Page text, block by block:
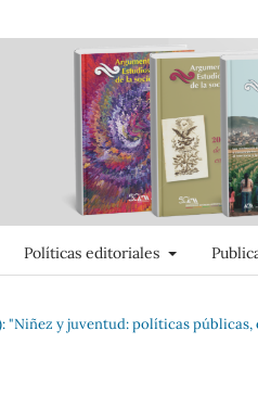
Políticas editoriales
"Niñez y juventud: políticas